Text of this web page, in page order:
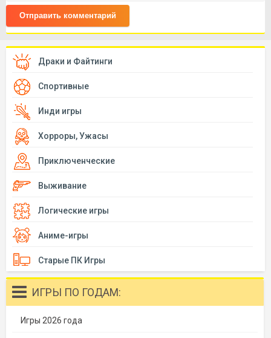
Отправить комментарий
Драки и Файтинги
Спортивные
Инди игры
Хорроры, Ужасы
Приключенческие
Выживание
Логические игры
Аниме-игры
Старые ПК Игры
ИГРЫ ПО ГОДАМ:
Игры 2026 года